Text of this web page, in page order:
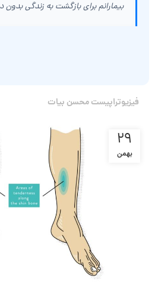
بیمارانم برای بازگشت به زندگی
فیزیوتراپیست محسن بیات
۲۹
بهمن